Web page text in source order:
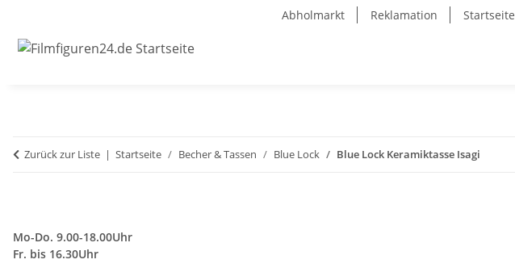
Abholmarkt Reklamation Startseite
Zurück zur Liste Startseite Becher & Tassen Blue Lock Blue Lock Keramiktasse Isagi
Mo-Do. 9.00-18.00Uhr
Fr. bis 16.30Uhr